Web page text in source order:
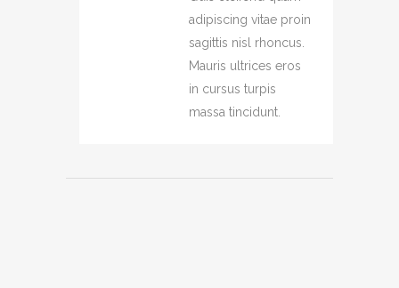
adipiscing vitae proin
sagittis nisl rhoncus.
Mauris ultrices eros
in cursus turpis
massa tincidunt.